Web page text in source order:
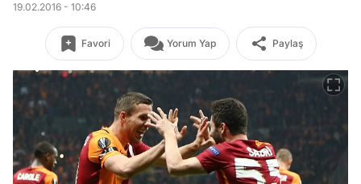
19.02.2016 - 10:46
Favori Yorum Yap Paylaş